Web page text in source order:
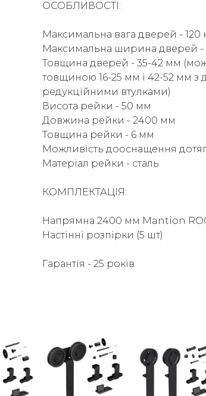
ОСОБЛИВОСТІ:
Максимальна вага дверей - 120
Максимальна ширина дверей -
Товщина дверей - 35-42 мм
товщиною 16-25 мм і 42-52 мм
редукційними втулками)
Висота рейки - 50 мм
Довжина рейки - 2400 мм
Товщина рейки - 6 мм
Можливість дооснащення
Матеріал рейки - сталь
КОМПЛЕКТАЦІЯ:
Напрямна 2400 мм Mantion
Настінні розпірки (5 шт)
Гарантія - 25 років